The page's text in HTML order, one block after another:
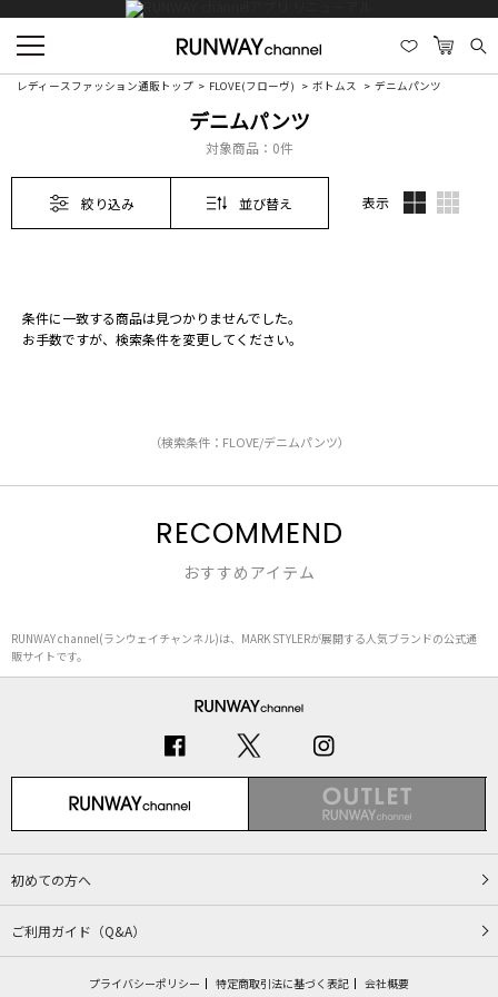
レディースファッション通販トップ FLOVE(フローヴ) ボトムス デニムパンツ
デニムパンツ
対象商品： 0件
絞り込み 並び替え 表示
条件に一致する商品は見つかりませんでした。
お手数ですが、検索条件を変更してください。
（検索条件：FLOVE/デニムパンツ）
RECOMMEND
おすすめアイテム
RUNWAY channel(ランウェイチャンネル)は、MARK STYLERが展開する人気ブランドの公式通
販サイトです。
初めての方へ
ご利用ガイド（Q&A）
プライバシーポリシー 特定商取引法に基づく表記 会社概要